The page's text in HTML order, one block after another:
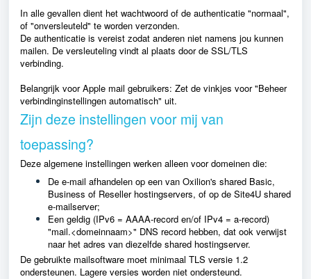
In alle gevallen dient het wachtwoord of de authenticatie "normaal",
of "onversleuteld" te worden verzonden.
De authenticatie is vereist zodat anderen niet namens jou kunnen
mailen. De versleuteling vindt al plaats door de SSL/TLS
verbinding.
Belangrijk voor Apple mail gebruikers: Zet de vinkjes voor "Beheer
verbindinginstellingen automatisch" uit.
Zijn deze instellingen voor mij van
toepassing?
Deze algemene instellingen werken alleen voor domeinen die:
De e-mail afhandelen op een van Oxilion's shared Basic,
Business of Reseller hostingservers, of op de Site4U shared
e-mailserver;
Een geldig (IPv6 = AAAA-record en/of IPv4 = a-record)
"mail.<domeinnaam>" DNS record hebben, dat ook verwijst
naar het adres van diezelfde shared hostingserver.
De gebruikte mailsoftware moet minimaal TLS versie 1.2
ondersteunen. Lagere versies worden niet ondersteund.